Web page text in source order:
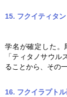
15. フクイティタ
学名が確定した。
「ティタノサウル
ることから、その
16. フクイラプトル